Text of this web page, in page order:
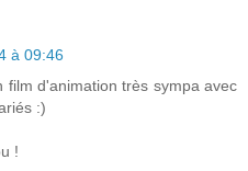
à 09:46
film d'animation très sympa avec
:)
!